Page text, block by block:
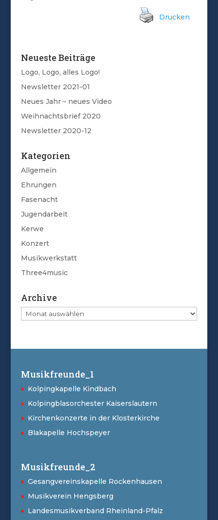
Drucken
Neueste Beiträge
Logo, Logo, alles Logo!
Newsletter 2021-01
Neues Jahr – neues Video
Weihnachtsbrief 2020
Newsletter 2020-12
Kategorien
Allgemein
Ehrungen
Fasenacht
Jugendarbeit
Kerwe
Konzert
Musikwerkstatt
Three4music
Archive
Archive
Musikfreunde_1
Kolpingkapelle Kindbach
Kolpingblasorchester Kaiserslautern
Kirchenkonzerte in der Klosterkirche
Blakapelle Hochspeyer
Musikfreunde_2
Gesangvereinskapelle Rockenhausen
Musikverein Hengsberg
Landesmusikverband Rheinland-Pfalz